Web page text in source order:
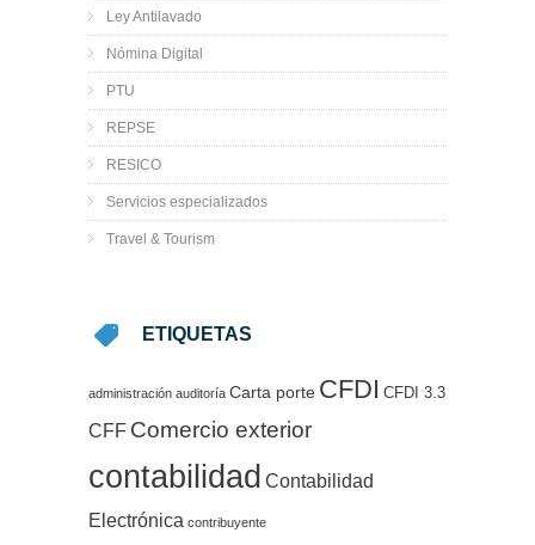
Ley Antilavado
Nómina Digital
PTU
REPSE
RESICO
Servicios especializados
Travel & Tourism
ETIQUETAS
administración auditoría Carta porte CFDI CFDI 3.3
CFF Comercio exterior
contabilidad Contabilidad
Electrónica contribuyente